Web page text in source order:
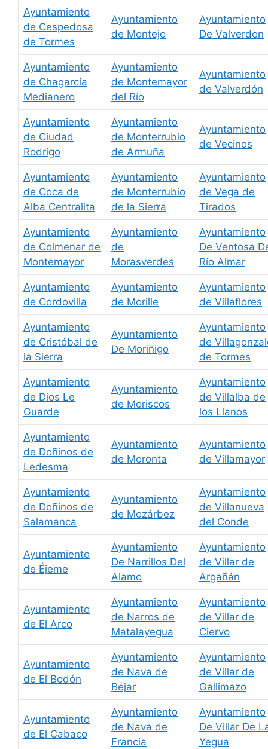
Ayuntamiento
de Cespedosa
de Tormes
Ayuntamiento
de Montejo
Ayuntamiento
De Valverdon
Ayuntamiento
de Chagarcía
Medianero
Ayuntamiento
de Montemayor
del Río
Ayuntamiento
de Valverdón
Ayuntamiento
de Ciudad
Rodrigo
Ayuntamiento
de Monterrubio
de Armuña
Ayuntamiento
de Vecinos
Ayuntamiento
de Coca de
Alba Centralita
Ayuntamiento
de Monterrubio
de la Sierra
Ayuntamiento
de Vega de
Tirados
Ayuntamiento
de Colmenar de
Montemayor
Ayuntamiento
de
Morasverdes
Ayuntamiento
De Ventosa
Río Almar
Ayuntamiento
de Cordovilla
Ayuntamiento
de Morille
Ayuntamiento
de Villaflores
Ayuntamiento
de Cristóbal de
la Sierra
Ayuntamiento
De Moriñigo
Ayuntamiento
de
de Tormes
Ayuntamiento
de Dios Le
Guarde
Ayuntamiento
de Moriscos
Ayuntamiento
de Villalba de
los Llanos
Ayuntamiento
de Doñinos de
Ledesma
Ayuntamiento
de Moronta
Ayuntamiento
de Villamayor
Ayuntamiento
de Doñinos de
Salamanca
Ayuntamiento
de Mozárbez
Ayuntamiento
de Villanueva
del Conde
Ayuntamiento
de Éjeme
Ayuntamiento
De Narrillos Del
Alamo
Ayuntamiento
de Villar de
Argañán
Ayuntamiento
de El Arco
Ayuntamiento
de Narros de
Matalayegua
Ayuntamiento
de Villar de
Ciervo
Ayuntamiento
de El Bodón
Ayuntamiento
de Nava de
Béjar
Ayuntamiento
de Villar de
Gallimazo
Ayuntamiento
de El Cabaco
Ayuntamiento
de Nava de
Francia
Ayuntamiento
De Villar De
Yegua